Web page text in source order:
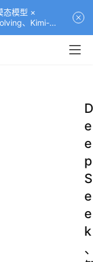
态模型 ×
、Kimi-
D
e
e
p
S
e
e
k